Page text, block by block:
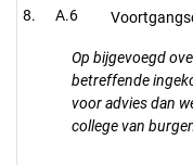
A.6
Op bijgevoegd
betreffende
voor advies dan
college van